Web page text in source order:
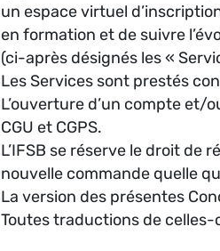
un espace virtuel
en formation et de suivre
(ci-après désignés les «
Les Services sont prestés
L’ouverture d’un compte et/
CGU et CGPS.
L’IFSB se réserve le droit de
nouvelle commande quelle
La version des présentes
Toutes traductions de